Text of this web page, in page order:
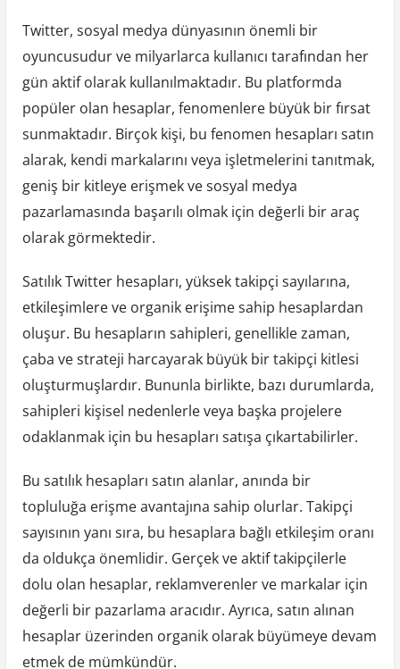
Twitter, sosyal medya dünyasının önemli bir
oyuncusudur ve milyarlarca kullanıcı tarafından her
gün aktif olarak kullanılmaktadır. Bu platformda
popüler olan hesaplar, fenomenlere büyük bir fırsat
sunmaktadır. Birçok kişi, bu fenomen hesapları satın
alarak, kendi markalarını veya işletmelerini tanıtmak,
geniş bir kitleye erişmek ve sosyal medya
pazarlamasında başarılı olmak için değerli bir araç
olarak görmektedir.
Satılık Twitter hesapları, yüksek takipçi sayılarına,
etkileşimlere ve organik erişime sahip hesaplardan
oluşur. Bu hesapların sahipleri, genellikle zaman,
çaba ve strateji harcayarak büyük bir takipçi kitlesi
oluşturmuşlardır. Bununla birlikte, bazı durumlarda,
sahipleri kişisel nedenlerle veya başka projelere
odaklanmak için bu hesapları satışa çıkartabilirler.
Bu satılık hesapları satın alanlar, anında bir
topluluğa erişme avantajına sahip olurlar. Takipçi
sayısının yanı sıra, bu hesaplara bağlı etkileşim oranı
da oldukça önemlidir. Gerçek ve aktif takipçilerle
dolu olan hesaplar, reklamverenler ve markalar için
değerli bir pazarlama aracıdır. Ayrıca, satın alınan
hesaplar üzerinden organik olarak büyümeye devam
etmek de mümkündür.